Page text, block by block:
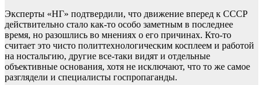
Эксперты «НГ» подтвердили, что движение вперед к СССР
действительно стало как-то особо заметным в последнее
время, но разошлись во мнениях о его причинах. Кто-то
считает это чисто политтехнологическим косплеем и работой
на ностальгию, другие все-таки видят и отдельные
объективные основания, хотя не исключают, что то же самое
разглядели и специалисты госпропаганды.